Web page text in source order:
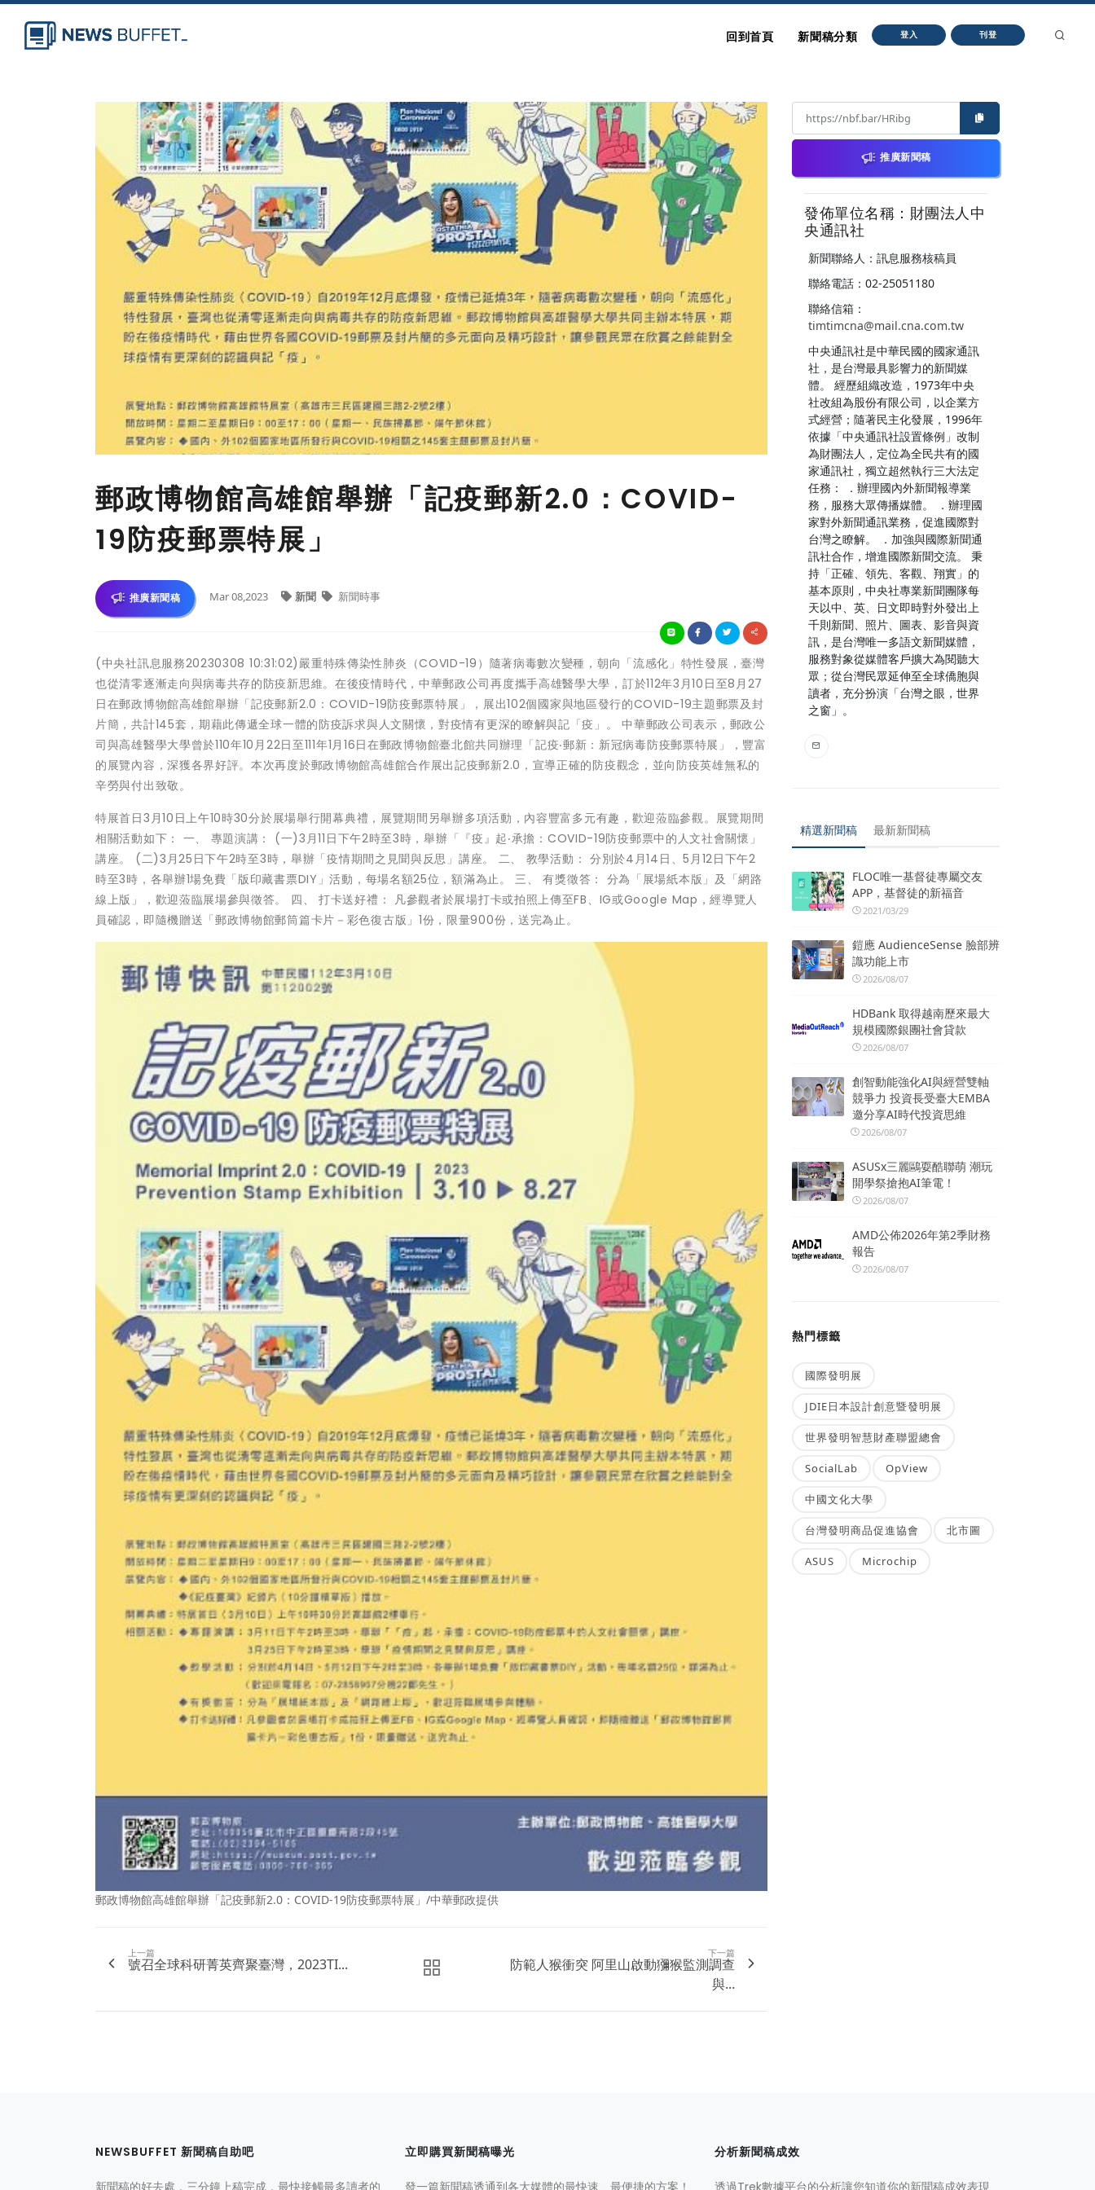
回到首頁 新聞稿分類 登入 刊登
郵政博物館高雄館舉辦「記疫郵新2.0：COVID-
19防疫郵票特展」
推廣新聞稿 Mar 08,2023 新聞 新聞時事
(中央社訊息服務20230308 10:31:02)嚴重特殊傳染性肺炎（COVID-19）隨著病毒數次變種，朝向「流感化」特性發展，臺灣
也從清零逐漸走向與病毒共存的防疫新思維。在後疫情時代，中華郵政公司再度攜手高雄醫學大學，訂於112年3月10日至8月27
日在郵政博物館高雄館舉辦「記疫郵新2.0：COVID-19防疫郵票特展」，展出102個國家與地區發行的COVID-19主題郵票及封
片簡，共計145套，期藉此傳遞全球一體的防疫訴求與人文關懷，對疫情有更深的瞭解與記「疫」。 中華郵政公司表示，郵政公
司與高雄醫學大學曾於110年10月22日至111年1月16日在郵政博物館臺北館共同辦理「記疫‧郵新：新冠病毒防疫郵票特展」，豐富
的展覽內容，深獲各界好評。本次再度於郵政博物館高雄館合作展出記疫郵新2.0，宣導正確的防疫觀念，並向防疫英雄無私的
辛勞與付出致敬。
特展首日3月10日上午10時30分於展場舉行開幕典禮，展覽期間另舉辦多項活動，內容豐富多元有趣，歡迎蒞臨參觀。展覽期間
相關活動如下： 一、 專題演講： (一)3月11日下午2時至3時，舉辦「『疫』起‧承擔：COVID-19防疫郵票中的人文社會關懷」
講座。 (二)3月25日下午2時至3時，舉辦「疫情期間之見聞與反思」講座。 二、 教學活動： 分別於4月14日、5月12日下午2
時至3時，各舉辦1場免費「版印藏書票DIY」活動，每場名額25位，額滿為止。 三、 有獎徵答： 分為「展場紙本版」及「網路
線上版」，歡迎蒞臨展場參與徵答。 四、 打卡送好禮： 凡參觀者於展場打卡或拍照上傳至FB、IG或Google Map，經導覽人
員確認，即隨機贈送「郵政博物館郵筒篇卡片－彩色復古版」1份，限量900份，送完為止。
郵政博物館高雄館舉辦「記疫郵新2.0：COVID-19防疫郵票特展」/中華郵政提供
上一篇
號召全球科研菁英齊聚臺灣，2023TI...
下一篇
防範人猴衝突 阿里山啟動獼猴監測調查
與...
推廣新聞稿
發佈單位名稱：財團法人中
央通訊社
新聞聯絡人：訊息服務核稿員
聯絡電話：02-25051180
聯絡信箱：
timtimcna@mail.cna.com.tw
中央通訊社是中華民國的國家通訊
社，是台灣最具影響力的新聞媒
體。 經歷組織改造，1973年中央
社改組為股份有限公司，以企業方
式經營；隨著民主化發展，1996年
依據「中央通訊社設置條例」改制
為財團法人，定位為全民共有的國
家通訊社，獨立超然執行三大法定
任務： ．辦理國內外新聞報導業
務，服務大眾傳播媒體。 ．辦理國
家對外新聞通訊業務，促進國際對
台灣之瞭解。 ．加強與國際新聞通
訊社合作，增進國際新聞交流。 秉
持「正確、領先、客觀、翔實」的
基本原則，中央社專業新聞團隊每
天以中、英、日文即時對外發出上
千則新聞、照片、圖表、影音與資
訊，是台灣唯一多語文新聞媒體，
服務對象從媒體客戶擴大為閱聽大
眾；從台灣民眾延伸至全球僑胞與
讀者，充分扮演「台灣之眼，世界
之窗」。
精選新聞稿 最新新聞稿
FLOC唯一基督徒專屬交友
APP，基督徒的新福音
2021/03/29
鎧應 AudienceSense 臉部辨
識功能上市
2026/08/07
HDBank 取得越南歷來最大
規模國際銀團社會貸款
2026/08/07
創智動能強化AI與經營雙軸
競爭力 投資長受臺大EMBA
邀分享AI時代投資思維
2026/08/07
ASUSx三麗鷗耍酷聯萌 潮玩
開學祭搶抱AI筆電！
2026/08/07
AMD公佈2026年第2季財務
報告
2026/08/07
熱門標籤
國際發明展
JDIE日本設計創意暨發明展
世界發明智慧財產聯盟總會
SocialLab OpView
中國文化大學
台灣發明商品促進協會 北市圖
ASUS Microchip
NEWSBUFFET 新聞稿自助吧 立即購買新聞稿曝光 分析新聞稿成效